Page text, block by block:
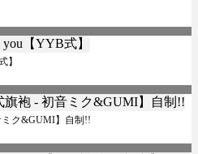
】
ミク&GUMI】自制!!